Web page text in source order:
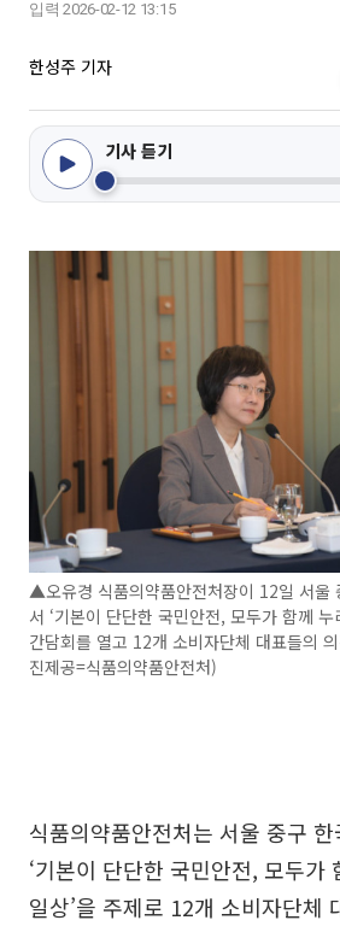
입력 2026-02-12 13:15
한성주 기자
기사 듣기
▲오유경 식품의약품안전처장이 12일 서울
서 ‘기본이 단단한 국민안전, 모두가 함께
간담회를 열고 12개 소비자단체 대표들의
진제공=식품의약품안전처)
식품의약품안전처는 서울 중구
‘기본이 단단한 국민안전, 모두가
일상’을 주제로 12개 소비자단체